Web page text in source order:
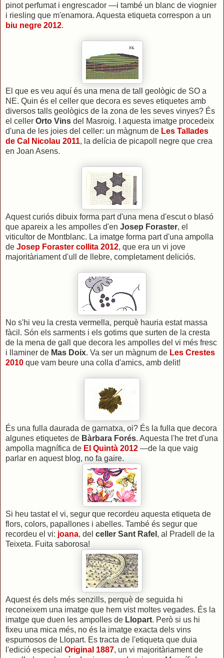
pinot perfumat i engrescador —i també un blanc de viognier
i riesling que m'enamora. Aquesta etiqueta correspon a un
biu negre 2012.
El que es veu aquí és una mena de tall geològic de SO a
NE. Quin és el celler que decora es seves etiquetes amb
diversos talls geològics de la zona de les seves vinyes? És
el celler Orto Vins del Masroig. I aquesta imatge procedeix
d'una de les joies del celler: un màgnum de Les Tallades
de Cal Nicolau 2011, la delícia de picapoll negre que crea
en Joan Asens.
Aquest curiós dibuix forma part d'una mena d'escut o blasó
que apareix a les ampolles d'en Josep Foraster, el
viticultor de Montblanc. La imatge forma part d'una ampolla
de Josep Foraster collita 2012, que era un vi jove
majoritàriament d'ull de llebre, completament deliciós.
No s'hi veu la cresta vermella, perquè hauria estat massa
fàcil. Són els sarments i els gotims que surten de la cresta
de la mena de gall que decora les ampolles del vi més fresc
i llaminer de Mas Doix. Va ser un màgnum de Les Crestes
2010 que vam beure una colla d'amics, amb delit!
És una fulla daurada de garnatxa, oi? És la fulla que decora
algunes etiquetes de Bàrbara Forés. Aquesta l'he tret d'una
ampolla magnífica de El Quintà 2012 —de la que vaig
parlar en aquest blog, no fa gaire.
Si heu tastat el vi, segur que recordeu aquesta etiqueta de
flors, colors, papallones i abelles. També és segur que
recordeu el vi: joana, del celler Sant Rafel , al Pradell de la
Teixeta. Fuita saborosa!
Aquest és dels més senzills, perquè de seguida hi
reconeixem una imatge que hem vist moltes vegades. És la
imatge que duen les ampolles de Llopart. Però si us hi
fixeu una mica més, no és la imatge exacta dels vins
espumosos de Llopart. Es tracta de l'etiqueta que duia
l'edició especial Original 1887, un vi majoritàriament de